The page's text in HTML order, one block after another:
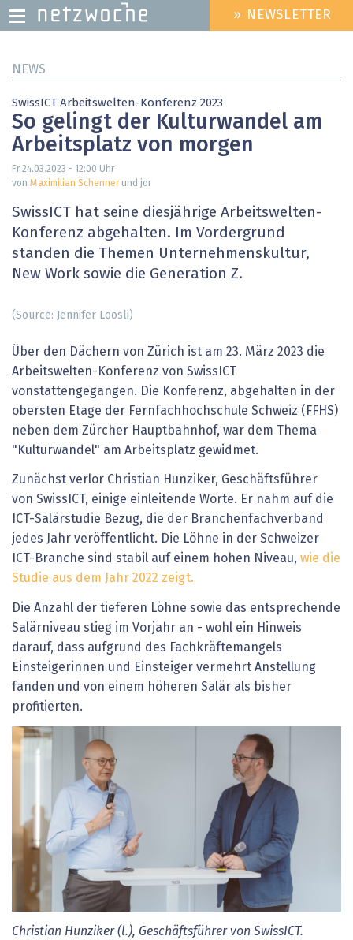
zum
HEADER
MENU
» NEWSLETTER
NEWS
SwissICT Arbeitswelten-Konferenz 2023
So gelingt der Kulturwandel am
Arbeitsplatz von morgen
Fr 24.03.2023 - 12:00 Uhr
von Maximilian Schennerund jor
SwissICT hat seine diesjährige Arbeitswelten-
Konferenz abgehalten. Im Vordergrund
standen die Themen Unternehmenskultur,
New Work sowie die Generation Z.
(Source: Jennifer Loosli)
Über den Dächern von Zürich ist am 23. März 2023 die
Arbeitswelten-Konferenz von SwissICT
vonstattengegangen. Die Konferenz, abgehalten in der
obersten Etage der Fernfachhochschule Schweiz (FFHS)
neben dem Zürcher Hauptbahnhof, war dem Thema
"Kulturwandel" am Arbeitsplatz gewidmet.
Zunächst verlor Christian Hunziker, Geschäftsführer
von SwissICT, einige einleitende Worte. Er nahm auf die
ICT-Salärstudie Bezug, die der Branchenfachverband
jedes Jahr veröffentlicht. Die Löhne in der Schweizer
ICT-Branche sind stabil auf einem hohen Niveau, wie die
Studie aus dem Jahr 2022 zeigt.
Die Anzahl der tieferen Löhne sowie das entsprechende
Salärniveau stieg im Vorjahr an - wohl ein Hinweis
darauf, dass aufgrund des Fachkräftemangels
Einsteigerinnen und Einsteiger vermehrt Anstellung
fanden und von einem höheren Salär als bisher
profitierten.
Christian Hunziker (l.), Geschäftsführer von SwissICT.